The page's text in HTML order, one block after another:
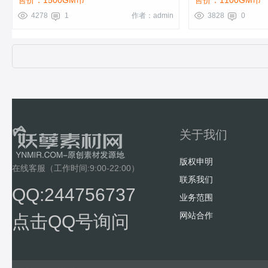
4278 1 作者：admin 3828 0
在线客服（工作时间:9:00-22:00）
QQ:244756737
点击QQ号询问
关于我们
版权申明
联系我们
业务范围
网站合作